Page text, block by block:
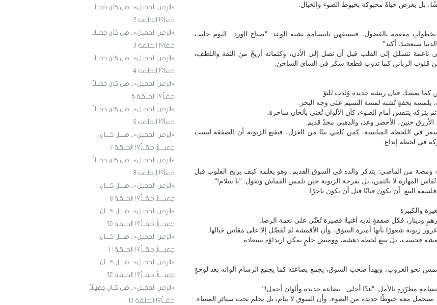
«الزمن الجميل».. هل كان جميلا
حقا؟! الحلقة 2
«الزمن الجميل».. هل كان جميلا
حقا؟! الحلقة 3
«الزمن الجميل».. هل كان جميلا
حقا؟! الحلقة 4
«الزمن الجميل».. هل كان جميلاً
حقـاً؟! الحلقة 5
«الزمن الجميل».. هل كان جميلاً
حقاً؟! الحلقة 6
«الزمن الجميل».. هـــل كـــان
جميـــلاً حقــاً؟! الحلقة 7
«الزمن الجميل».. هل كان جميلاً
حقاً؟! الحلقة 8
«الزمن الجميل».. هـــل كـــان
جميـــلاً حقــاً؟! الحلقة 9
«الزمن الجميل».. هـــل كـــان
جميـــلاً حقــاً؟! الحلقة ١٠
«الزمن الجميل».. هـــل كـــان
جميـــلاً حقــاً؟! الحلقة ١1
«الزمن الجميل».. هـــل كـــان
جميـــلاً حقــاً؟! الحلقة ١2
«الزمن الجميل».. هل كـان جميـلاً
حقــاً؟! الحلقة ١3
بل يعرض حياةً محبوكة بخيوط الضوء والخيال.
مفعمة بالفضول، فيسبقهن بابتسامةٍ تشبه الوعد: "صباح الورد.. اليوم جلبت
ستعجبك أكيد".
ناعمة تتسلل إلى القلب قبل أن تصل إلى الأذن، وكلماته أريجٌ من الثقة واللطف،
قلوب الزبائن كما تذوب قطعة سكر في الشاي الساخن.
كما يمسك فنان ريشة جديدة وُلدت للتوّ.
يلمسه بخفةٍ تُشبه لمسة النسيم على وجه البحر.
يتركه يتنفس أمام الضوء، كأن الألوان تُغني بألحان ساحرة.
حنين، الأخضر وعد، والذهبي مجدٌ قديم.
في اللحظة المناسبة، كمن يُلقي بيتًا من الغزل، فيقنع الزبونة أن الصفقة ليست
في لحظة إبداع.
ومضة من الماضي: يتذكر والده في السوق القديم، وهو يعلمه كيف يربح القلوب قبل
تُقاس المهارة لا بالثمن، بل بفرحة الزبونة حين تلمس القماش وتقول: "يا سلام!".
البيع: أن تكون فنانًا قبل أن تكون تاجرًا.
والكبيرة
ودينار، فكل صفقةٍ لديه أغنيةٌ قصيرة تُغنّى على نغمة الرضا.
زبونة شعورًا بأنها أميرة السوق، وأن الأقمشة لم تُفصَّل إلا على مقاس خيالها.
فحسب، بل يبيع لحظة دهشة، ووميض حلمٍ يمكن ارتداؤه بسعادة.
نحو الغروب، ويهدأ صخب السوق، يجمع بضاعته كما يجمع الرسام ألوانه بعد لوحةٍ
مطرّزةٍ بالأمل: "غدًا أحلى.. بضاعة جديدة وألوان أجمل!".
سيحمل معه خيوطًا جديدة من الضوء، وأن السوق لا ينام، بل يحلم تحت ستائر المساء.